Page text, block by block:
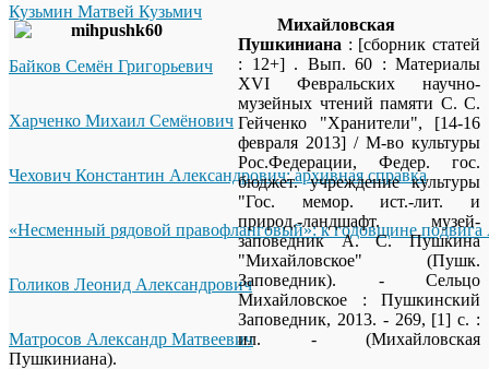
Кузьмин Матвей Кузьмич
Байков Семён Григорьевич
Харченко Михаил Семёнович
Чехович Константин Александрович: архивная справка
«Несменный рядовой правофланговый»: к годовщине подвига
Голиков Леонид Александрович
Матросов Александр Матвеевич
Михайловская
Пушкиниана : [сборник статей
: 12+] . Вып. 60 : Материалы
XVI Февральских научно-
музейных чтений памяти С. С.
Гейченко "Хранители", [14-16
февраля 2013] / М-во культуры
Рос.Федерации, Федер. гос.
бюджет. учреждение культуры
"Гос. мемор. ист.-лит. и
природ.-ландшафт. музей-
заповедник А. С. Пушкина
"Михайловское" (Пушк.
Заповедник). - Сельцо
Михайловское : Пушкинский
Заповедник, 2013. - 269, [1] с. :
ил. - (Михайловская
Пушкиниана).